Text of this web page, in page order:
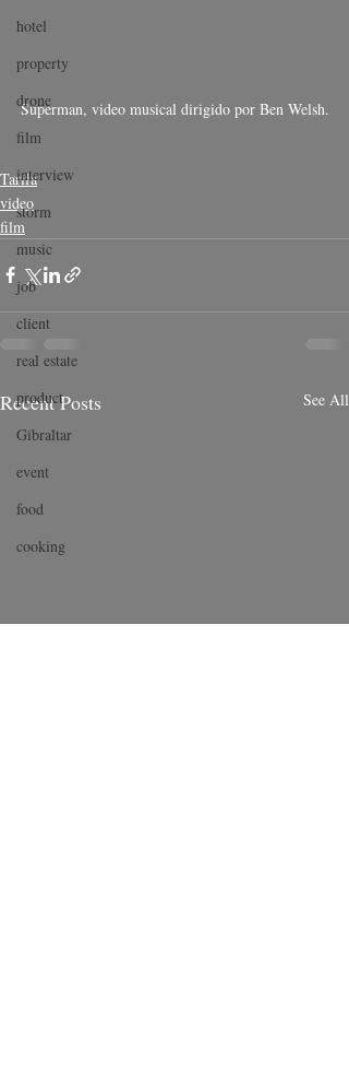
hotel
property
drone
film
interview
storm
music
job
client
real estate
product
Gibraltar
event
food
cooking
Superman, video musical dirigido por Ben Welsh.
Tarifa
video
film
Recent Posts See All